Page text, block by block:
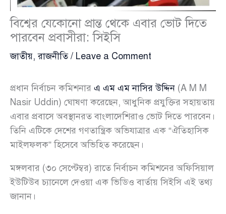
বিশ্বের যেকোনো প্রান্ত থেকে এবার ভোট দিতে
পারবেন প্রবাসীরা: সিইসি
জাতীয়,রাজনীতি/ Leave a Comment
প্রধান নির্বাচন কমিশনার এ এম এম নাসির উদ্দিন (A M M
Nasir Uddin) ঘোষণা করেছেন, আধুনিক প্রযুক্তির সহায়তায়
এবার প্রবাসে অবস্থানরত বাংলাদেশিরাও ভোট দিতে পারবেন।
তিনি এটিকে দেশের গণতান্ত্রিক অভিযাত্রার এক “ঐতিহাসিক
মাইলফলক” হিসেবে অভিহিত করেছেন।
মঙ্গলবার (৩০ সেপ্টেম্বর) রাতে নির্বাচন কমিশনের অফিসিয়াল
ইউটিউব চ্যানেলে দেওয়া এক ভিডিও বার্তায় সিইসি এই তথ্য
জানান।